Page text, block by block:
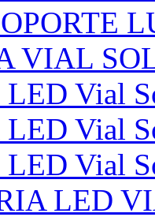
VIAL
Vial
Vial
Vial
LED